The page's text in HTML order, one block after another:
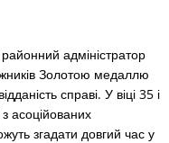
адміністратор
Золотою медаллю
справі. У віці 35 і
асоційованих
згадати довгий час у